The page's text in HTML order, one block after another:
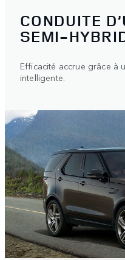
CONDUITE
SEMI-
Efficacité accrue grâce à
intelligente.